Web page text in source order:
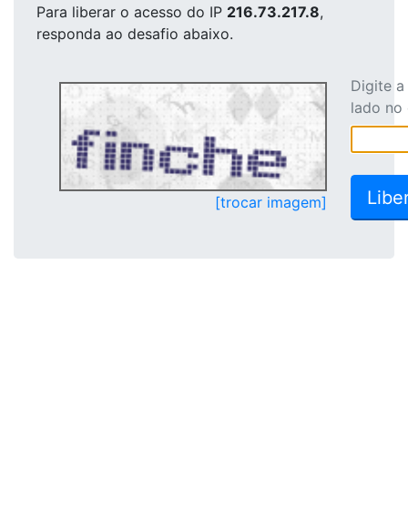
Para liberar o acesso do IP 216.73.217.8,
responda ao desafio abaixo.
[trocar imagem]
Digite
lado no